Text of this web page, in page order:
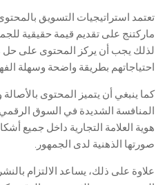
تعتمد استراتيجيات التسويق
ماركتنج على تقديم قيمة حقيقية
لذلك يجب أن يركز المحتوى على حل
احتياجاتهم بطريقة واضحة وسهلة
كما ينبغي أن يتميز المحتوى
المنافسة الشديدة في السوق
هوية العلامة التجارية داخل جميع
صورتها الذهنية لدى الجمهور.
علاوة على ذلك، يساعد الالتزام